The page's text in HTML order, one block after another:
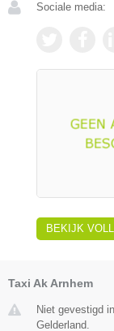
Sociale media:
BEKIJK
Taxi Ak Arnhem
Niet gevestigd
Gelderland.